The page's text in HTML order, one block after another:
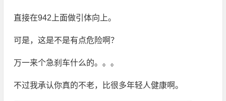
直接在942上面做引体向上。
可是，这是不是有点危险啊？
万一来个急刹车什么的。。。
不过我承认你真的不老，比很多年轻人健康啊。